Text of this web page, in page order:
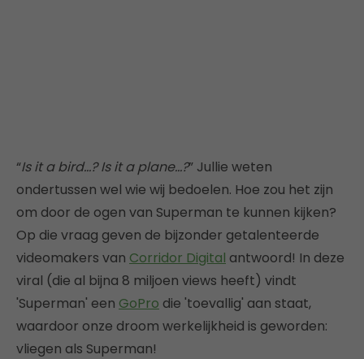
“Is it a bird…? Is it a plane…?” Jullie weten
ondertussen wel wie wij bedoelen. Hoe zou het zijn
om door de ogen van Superman te kunnen kijken?
Op die vraag geven de bijzonder getalenteerde
videomakers van Corridor Digital antwoord! In deze
viral (die al bijna 8 miljoen views heeft) vindt
'Superman' een GoPro die 'toevallig' aan staat,
waardoor onze droom werkelijkheid is geworden:
vliegen als Superman!